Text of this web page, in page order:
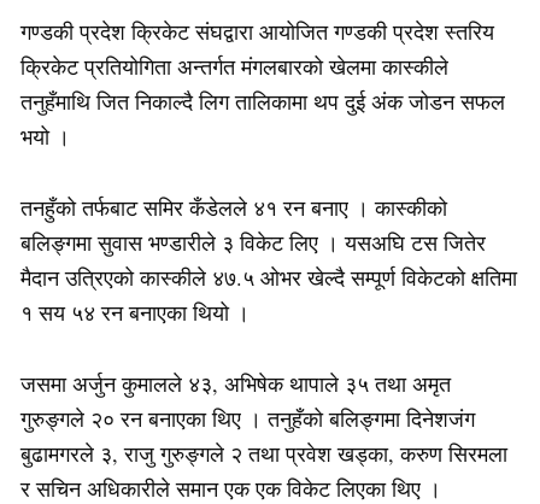
गण्डकी प्रदेश क्रिकेट संघद्वारा आयोजित गण्डकी प्रदेश स्तरिय
क्रिकेट प्रतियोगिता अन्तर्गत मंगलबारको खेलमा कास्कीले
तनुहँमाथि जित निकाल्दै लिग तालिकामा थप दुई अंक जोडन सफल
भयो ।
तनहुँको तर्फबाट समिर कँडेलले ४१ रन बनाए । कास्कीको
बलिङ्गमा सुवास भण्डारीले ३ विकेट लिए । यसअघि टस जितेर
मैदान उत्रिएको कास्कीले ४७.५ ओभर खेल्दै सम्पूर्ण विकेटको क्षतिमा
१ सय ५४ रन बनाएका थियो ।
जसमा अर्जुन कुमालले ४३, अभिषेक थापाले ३५ तथा अमृत
गुरुङ्गले २० रन बनाएका थिए । तनुहँको बलिङ्गमा दिनेशजंग
बुढामगरले ३, राजु गुरुङ्गले २ तथा प्रवेश खड्का, करुण सिरमला
र सचिन अधिकारीले समान एक एक विकेट लिएका थिए ।